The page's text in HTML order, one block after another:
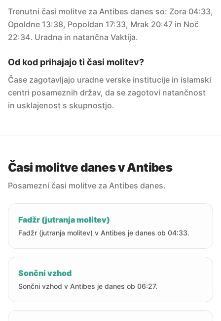
Trenutni časi molitve za Antibes danes so: Zora 04:33,
Opoldne 13:38, Popoldan 17:33, Mrak 20:47 in Noč
22:34. Uradna in natančna Vaktija.
Od kod prihajajo ti časi molitev?
Čase zagotavljajo uradne verske institucije in islamski
centri posameznih držav, da se zagotovi natančnost
in usklajenost s skupnostjo.
Časi molitve danes v Antibes
Posamezni časi molitve za Antibes danes.
Fadžr (jutranja molitev)
Fadžr (jutranja molitev) v Antibes je danes ob 04:33.
Sončni vzhod
Sončni vzhod v Antibes je danes ob 06:27.